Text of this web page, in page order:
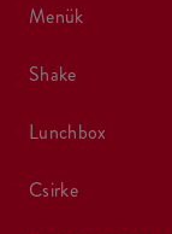
menük
shake
lunchbox
csirke